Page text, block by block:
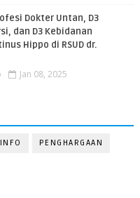
Dokter Untan, D3
dan D3 Kebidanan
Hippo di RSUD dr.
Jan 08, 2025
INFO PENGHARGAAN